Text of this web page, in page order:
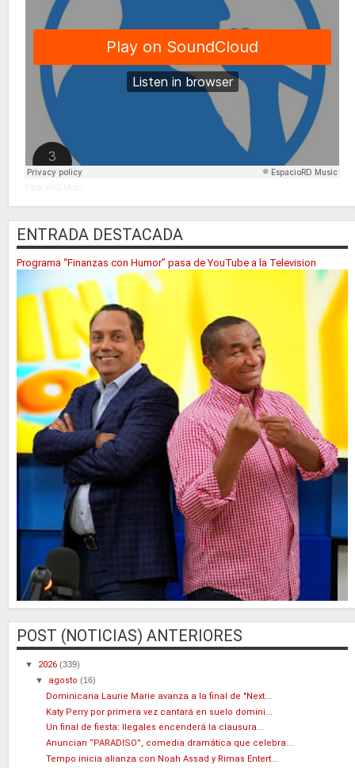
EspacioRD Music
ENTRADA DESTACADA
Programa “Finanzas con Humor” pasa de YouTube a la Television
POST (NOTICIAS) ANTERIORES
▼ 2026 (339)
▼ agosto(16)
Dominicana Laurie Marie avanza a la final de "Next...
Katy Perry por primera vez cantará en suelo domini...
Un final de fiesta: Ilegales encenderá la clausura...
Anuncian “PARADISO”, comedia dramática que celebra...
Tempo inicia alianza con Noah Assad y Rimas Entert...